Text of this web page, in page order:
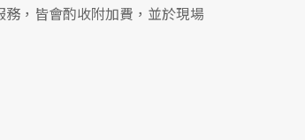
，皆會酌收附加費，並於現場